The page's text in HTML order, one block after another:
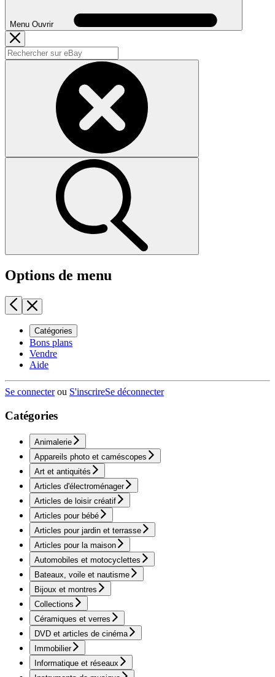
Menu Ouvrir
Options de menu
Catégories
Bons plans
Vendre
Aide
Se connecterou S'inscrireSe déconnecter
Catégories
Animalerie
Appareils photo et caméscopes
Art et antiquités
Articles d'électroménager
Articles de loisir créatif
Articles pour bébé
Articles pour jardin et terrasse
Articles pour la maison
Automobiles et motocyclettes
Bateaux, voile et nautisme
Bijoux et montres
Collections
Céramiques et verres
DVD et articles de cinéma
Immobilier
Informatique et réseaux